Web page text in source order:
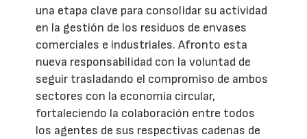
una etapa clave para consolidar su actividad
en la gestión de los residuos de envases
comerciales e industriales. Afronto esta
nueva responsabilidad con la voluntad de
seguir trasladando el compromiso de ambos
sectores con la economía circular,
fortaleciendo la colaboración entre todos
los agentes de sus respectivas cadenas de